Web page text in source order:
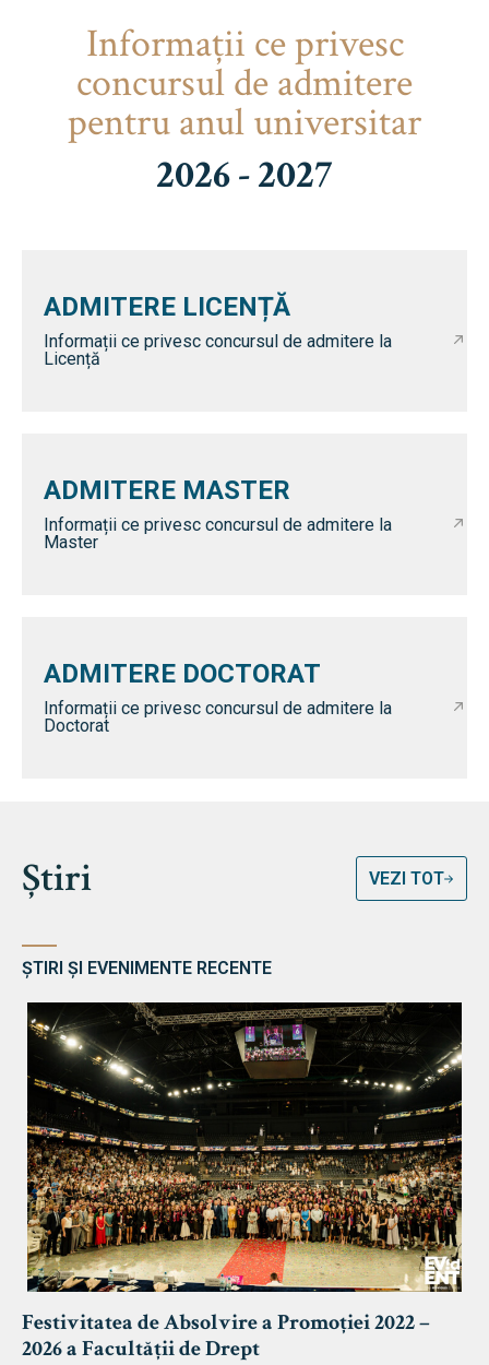
Informaţii ce privesc
concursul de admitere
pentru anul universitar
2026 - 2027
ADMITERE LICENȚĂ
Informații ce privesc concursul de admitere la
Licență
ADMITERE MASTER
Informații ce privesc concursul de admitere la
Master
ADMITERE DOCTORAT
Informații ce privesc concursul de admitere la
Doctorat
Știri VEZI TOT
ȘTIRI ȘI EVENIMENTE RECENTE
Festivitatea de Absolvire a Promoției 2022 –
2026 a Facultății de Drept